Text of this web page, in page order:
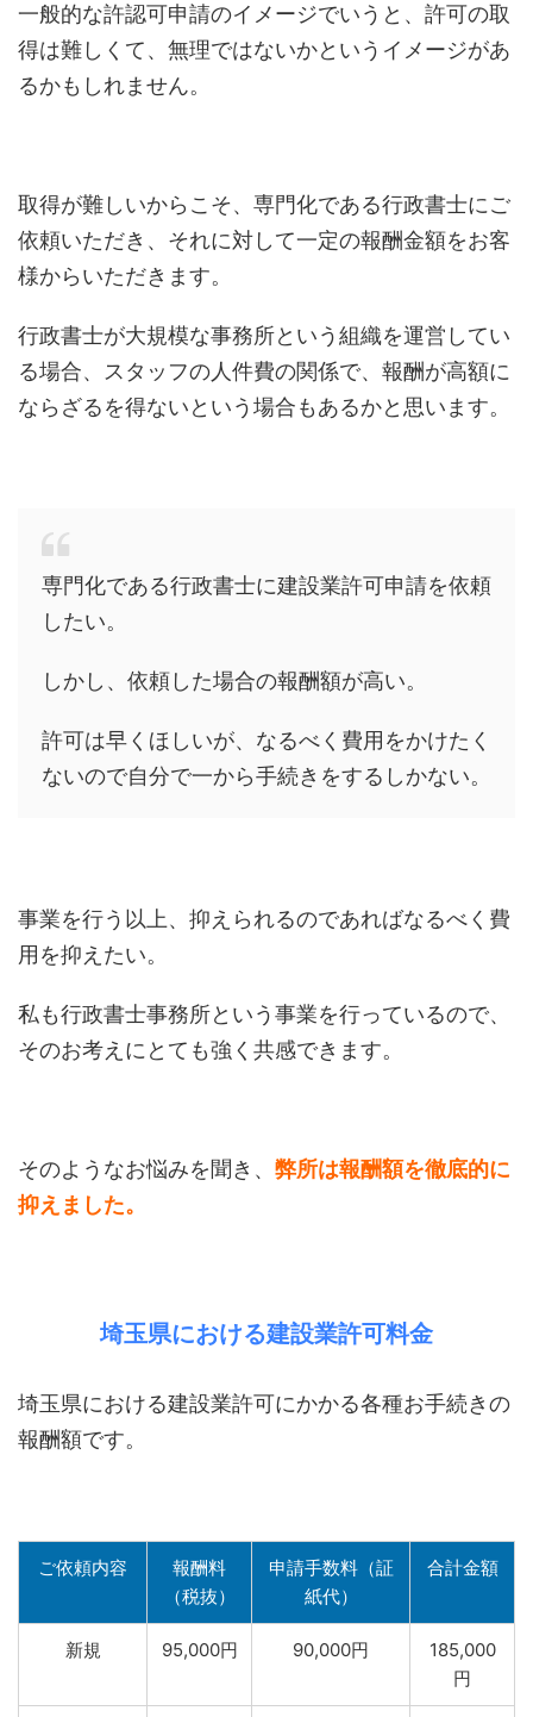
一般的な許認可申請のイメージでいうと、許可の取
得は難しくて、無理ではないかというイメージがあ
るかもしれません。
取得が難しいからこそ、専門化である行政書士にご
依頼いただき、それに対して一定の報酬金額をお客
様からいただきます。
行政書士が大規模な事務所という組織を運営してい
る場合、スタッフの人件費の関係で、報酬が高額に
ならざるを得ないという場合もあるかと思います。
専門化である行政書士に建設業許可申請を依頼
したい。
しかし、依頼した場合の報酬額が高い。
許可は早くほしいが、なるべく費用をかけたく
ないので自分で一から手続きをするしかない。
事業を行う以上、抑えられるのであればなるべく費
用を抑えたい。
私も行政書士事務所という事業を行っているので、
そのお考えにとても強く共感できます。
そのようなお悩みを聞き、 弊所は報酬額を徹底的に
抑えました。
埼玉県における建設業許可料金
埼玉県における建設業許可にかかる各種お手続きの
報酬額です。
ご依頼内容
報酬料
（税抜）
申請手数料（証
紙代）
合計金額
新規 95,000円 90,000円
185,000
円